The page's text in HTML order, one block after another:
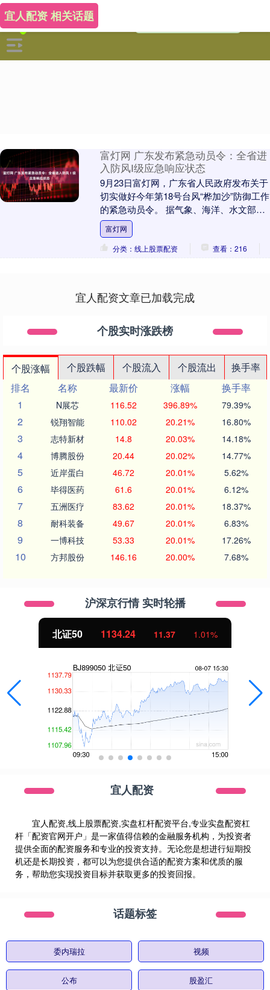
宜人配资 相关话题
富灯网 广东发布紧急动员令：全省进
入防风Ⅰ级应急响应状态
9月23日富灯网，广东省人民政府发布关于
切实做好今年第18号台风“桦加沙”防御工作
的紧急动员令。 据气象、海洋、水文部门
预报，今年第18号台风“桦加沙”正快速趋....
富灯网
分类：线上股票配资
查看：216
宜人配资文章已加载完成
个股实时涨跌榜
个股涨幅 个股跌幅 个股流入 个股流出
换手率
排名
名称 最新价 涨幅
换手率
1
N展芯 116.52 396.89% 79.39%
2 锐翔智能 110.02 20.21% 16.80%
3 志特新材 14.8 20.03% 14.18%
4 博腾股份 20.44 20.02% 14.77%
5 近岸蛋白 46.72 20.01% 5.62%
6 毕得医药 61.6 20.01% 6.12%
7 五洲医疗 83.62 20.01% 18.37%
8 耐科装备 49.67 20.01% 6.83%
9 一博科技 53.33 20.01% 17.26%
10 方邦股份 146.16 20.00% 7.68%
沪深京行情 实时轮播
北证50 1134.24 11.37 1.01%
宜人配资
宜人配资,线上股票配资,实盘杠杆配资平台,专业实盘配资杠
杆「配资官网开户」是一家值得信赖的金融服务机构，为投资者
提供全面的配资服务和专业的投资支持。无论您是想进行短期投
机还是长期投资，都可以为您提供合适的配资方案和优质的服
务，帮助您实现投资目标并获取更多的投资回报。
话题标签
委内瑞拉 视频
公布 股盈汇